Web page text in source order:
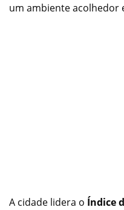
um ambiente acolhedor
A cidade lidera o Índice